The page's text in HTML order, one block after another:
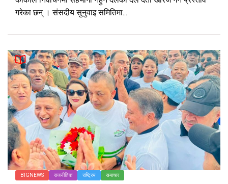
गरेका छन् । संसदीय सुनुवाइ समितिमा...
BIGNEWS राजनीतिक राष्ट्रिय समाचार